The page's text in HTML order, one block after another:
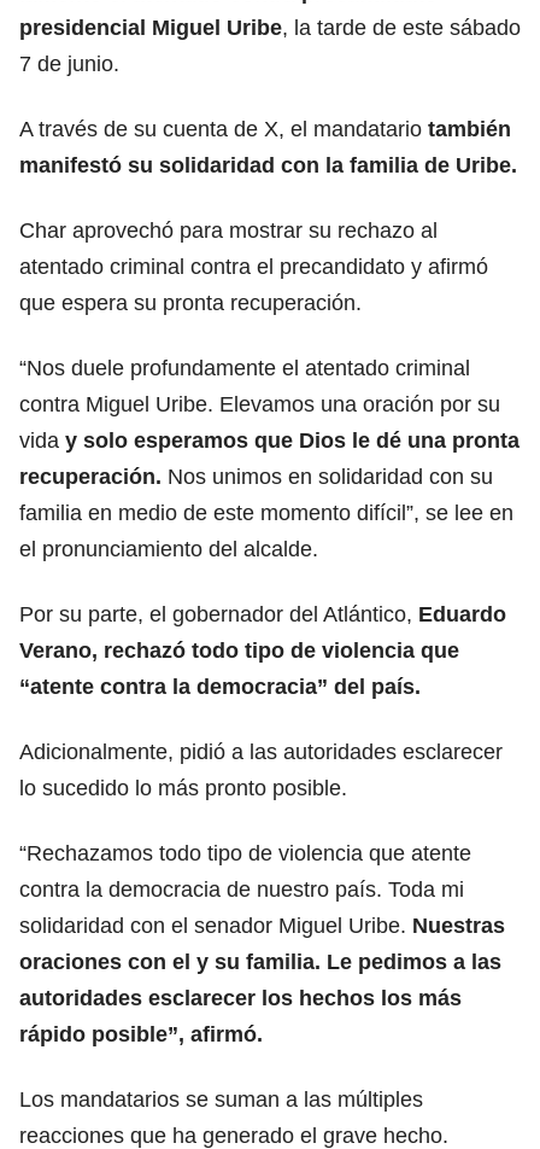
presidencial Miguel Uribe, la tarde de este sábado
7 de junio.
A través de su cuenta de X, el mandatario también
manifestó su solidaridad con la familia de Uribe.
Char aprovechó para mostrar su rechazo al
atentado criminal contra el precandidato y afirmó
que espera su pronta recuperación.
“Nos duele profundamente el atentado criminal
contra Miguel Uribe. Elevamos una oración por su
vida y solo esperamos que Dios le dé una pronta
recuperación. Nos unimos en solidaridad con su
familia en medio de este momento difícil”, se lee en
el pronunciamiento del alcalde.
Por su parte, el gobernador del Atlántico, Eduardo
Verano, rechazó todo tipo de violencia que
“atente contra la democracia” del país.
Adicionalmente, pidió a las autoridades esclarecer
lo sucedido lo más pronto posible.
“Rechazamos todo tipo de violencia que atente
contra la democracia de nuestro país. Toda mi
solidaridad con el senador Miguel Uribe. Nuestras
oraciones con el y su familia. Le pedimos a las
autoridades esclarecer los hechos los más
rápido posible”, afirmó.
Los mandatarios se suman a las múltiples
reacciones que ha generado el grave hecho.